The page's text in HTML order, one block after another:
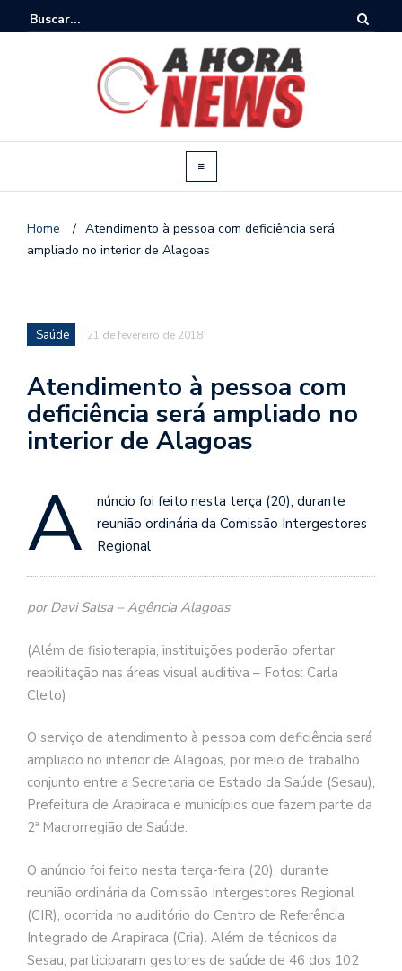
Home / Atendimento à pessoa com deficiência será
ampliado no interior de Alagoas
Saúde 21 de fevereiro de 2018
Atendimento à pessoa com
deficiência será ampliado no
interior de Alagoas
A
núncio foi feito nesta terça (20), durante
reunião ordinária da Comissão Intergestores
Regional
por Davi Salsa – Agência Alagoas
(Além de fisioterapia, instituições poderão ofertar
reabilitação nas áreas visual auditiva – Fotos: Carla
Cleto)
O serviço de atendimento à pessoa com deficiência será
ampliado no interior de Alagoas, por meio de trabalho
conjunto entre a Secretaria de Estado da Saúde (Sesau),
Prefeitura de Arapiraca e municípios que fazem parte da
2ª Macrorregião de Saúde.
O anúncio foi feito nesta terça-feira (20), durante
reunião ordinária da Comissão Intergestores Regional
(CIR), ocorrida no auditório do Centro de Referência
Integrado de Arapiraca (Cria). Além de técnicos da
Sesau, participaram gestores de saúde de 46 dos 102